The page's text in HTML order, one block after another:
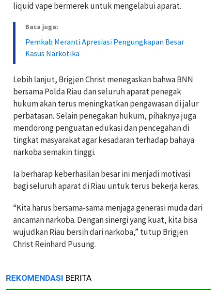
liquid vape bermerek untuk mengelabui aparat.
Baca juga:
Pemkab Meranti Apresiasi Pengungkapan Besar
Kasus Narkotika
Lebih lanjut, Brigjen Christ menegaskan bahwa BNN
bersama Polda Riau dan seluruh aparat penegak
hukum akan terus meningkatkan pengawasan di jalur
perbatasan. Selain penegakan hukum, pihaknya juga
mendorong penguatan edukasi dan pencegahan di
tingkat masyarakat agar kesadaran terhadap bahaya
narkoba semakin tinggi.
Ia berharap keberhasilan besar ini menjadi motivasi
bagi seluruh aparat di Riau untuk terus bekerja keras.
“Kita harus bersama-sama menjaga generasi muda dari
ancaman narkoba. Dengan sinergi yang kuat, kita bisa
wujudkan Riau bersih dari narkoba,” tutup Brigjen
Christ Reinhard Pusung.
REKOMENDASI BERITA